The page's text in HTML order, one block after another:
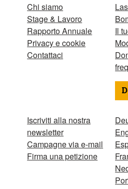
Chi siamo
Stage & Lavoro
Rapporto Annuale
Privacy e cookie
Contattaci
Iscriviti alla nostra
newsletter
Campagne via e-mail
Firma una petizione
Il